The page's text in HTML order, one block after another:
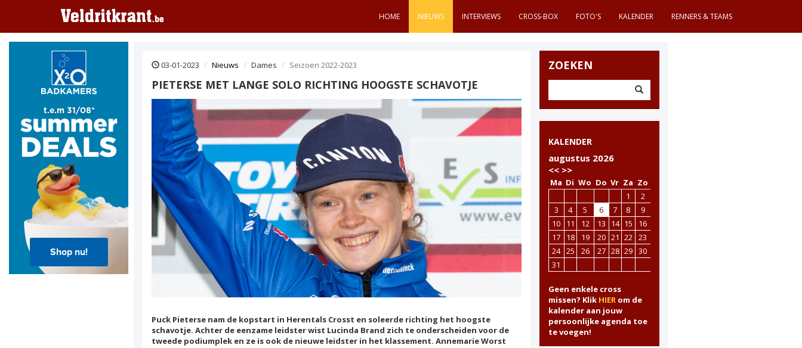
HOME NIEUWS INTERVIEWS CROSS-BOX FOTO'S KALENDER RENNERS & TEAMS
03-01-2023 Nieuws Dames Seizoen 2022-2023
PIETERSE MET LANGE SOLO RICHTING HOOGSTE SCHAVOTJE
Puck Pieterse nam de kopstart in Herentals Crosst en soleerde richting het hoogste
schavotje. Achter de eenzame leidster wist Lucinda Brand zich te onderscheiden voor de
tweede podiumplek en ze is ook de nieuwe leidster in het klassement. Annemarie Worst
ZOEKEN
KALENDER
augustus 2026
<< >>
Ma Di Wo Do Vr Za Zo
1
2
3
4 5 6 7 8
9
10
11 12 13 14 15
16
17
18 19 20 21 22 23
24 25 26 27 28 29 30
31
Geen enkele cross
missen? Klik HIERom de
kalender aan jouw
persoonlijke agenda toe
te voegen!